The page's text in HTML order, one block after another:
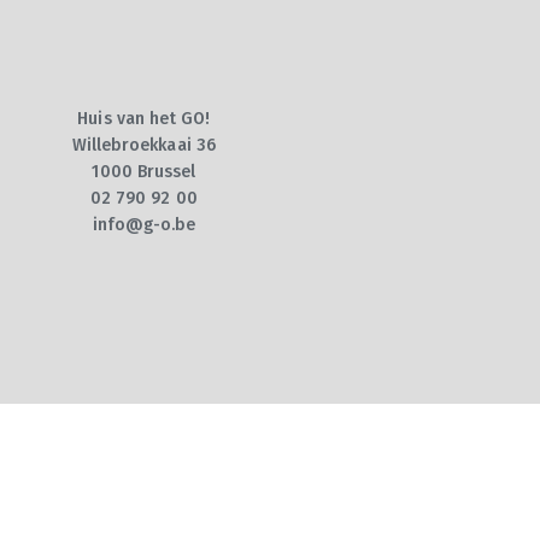
Huis van het GO!
Willebroekkaai 36
1000 Brussel
02 790 92 00
info@g-o.be